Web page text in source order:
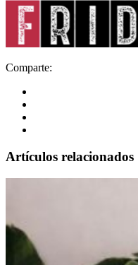
Comparte:
Artículos relacionados